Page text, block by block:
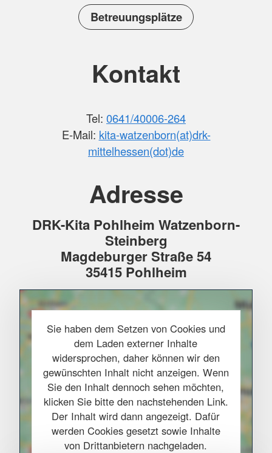
Betreuungsplätze
Kontakt
Tel: 0641/40006-264
E-Mail: kita-watzenborn(at)drk-
mittelhessen(dot)de
Adresse
DRK-Kita Pohlheim Watzenborn-
Steinberg
Magdeburger Straße 54
35415 Pohlheim
Sie haben dem Setzen von Cookies und
dem Laden externer Inhalte
widersprochen, daher können wir den
gewünschten Inhalt nicht anzeigen. Wenn
Sie den Inhalt dennoch sehen möchten,
klicken Sie bitte den nachstehenden Link.
Der Inhalt wird dann angezeigt. Dafür
werden Cookies gesetzt sowie Inhalte
von Drittanbietern nachgeladen.